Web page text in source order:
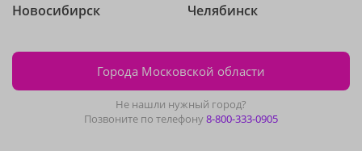
Новосибирск
Челябинск
Города Московской области
Не нашли нужный город?
Позвоните по телефону8-800-333-0905